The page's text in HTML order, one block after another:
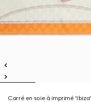
Carré en soie à imprimé 'Ibiza'